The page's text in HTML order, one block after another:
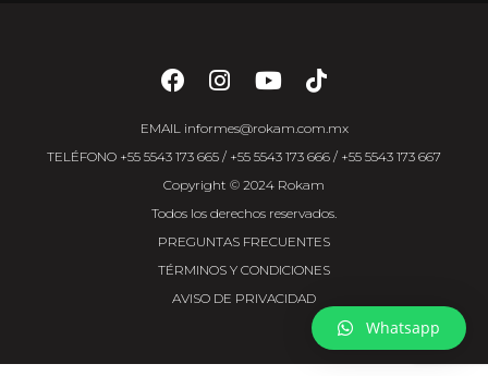
EMAIL informes@rokam.com.mx
TELÉFONO +55 5543 173 665 / +55 5543 173 666 / +55 5543 173 667
Copyright © 2024 Rokam
Todos los derechos reservados.
PREGUNTAS FRECUENTES
TÉRMINOS Y CONDICIONES
AVISO DE PRIVACIDAD
Whatsapp